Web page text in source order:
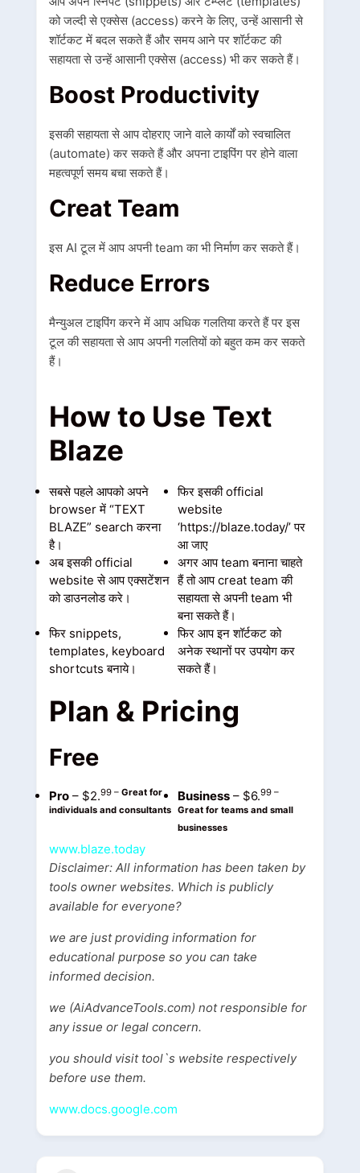
को जल्दी से एक्सेस (access) करने के लिए, उन्हें आसानी से
शॉर्टकट में बदल सकते हैं और समय आने पर शॉर्टकट की
सहायता से उन्हें आसानी एक्सेस (access) भी कर सकते हैं।
Boost Productivity
इसकी सहायता से आप दोहराए जाने वाले कार्यों को स्वचालित
(automate) कर सकते हैं और अपना टाइपिंग पर होने वाला
महत्वपूर्ण समय बचा सकते हैं।
Creat Team
इस AI टूल में आप अपनी team का भी निर्माण कर सकते हैं।
Reduce Errors
मैन्युअल टाइपिंग करने में आप अधिक गलतिया करते हैं पर इस
टूल की सहायता से आप अपनी गलतियों को बहुत कम कर सकते
हैं।
How to Use Text
Blaze
सबसे पहले आपको अपने
browser में “TEXT
BLAZE” search करना
है।
फिर इसकी official
website
‘https://blaze.today/’ पर
आ जाए
अब इसकी official
website से आप एक्सटेंशन
को डाउनलोड करे।
अगर आप team बनाना चाहते
हैं तो आप creat team की
सहायता से अपनी team भी
बना सकते हैं।
फिर snippets,
templates, keyboard
shortcuts बनाये।
फिर आप इन शॉर्टकट को
अनेक स्थानों पर उपयोग कर
सकते हैं।
Plan & Pricing
Free
Pro – $2.99 – Great for
individuals and consultants
Business– $6.99 –
Great for teams and small
businesses
www.blaze.today
Disclaimer: All information has been taken by
tools owner websites. Which is publicly
available for everyone?
we are just providing information for
educational purpose so you can take
informed decision.
we (AiAdvanceTools.com) not responsible for
any issue or legal concern.
you should visit tool`s website respectively
before use them.
www.docs.google.com